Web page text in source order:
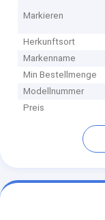
Markieren
Herkunftsort
Markenname
Min Bestellmenge
Modellnummer
Preis